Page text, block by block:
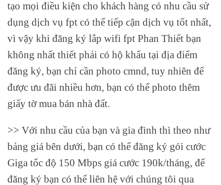
tạo mọi điều kiện cho khách hàng có nhu cầu sử
dụng dịch vụ fpt có thể tiếp cận dịch vụ tốt nhất,
vì vậy khi đăng ký lắp wifi fpt Phan Thiết bạn
không nhất thiết phải có hộ khẩu tại địa điểm
đăng ký, bạn chỉ cần photo cmnd, tuy nhiên để
được ưu đãi nhiều hơn, bạn có thể photo thêm
giấy tờ mua bán nhà đất.
>> Với nhu cầu của bạn và gia đình thì theo như
bảng giá bên dưới, bạn có thể đăng ký gói cước
Giga tốc độ 150 Mbps giá cước 190k/tháng, để
đăng ký bạn có thể liên hệ với chúng tôi qua